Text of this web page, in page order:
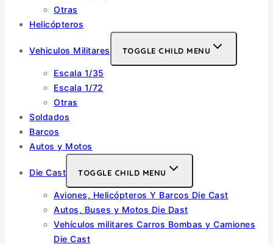
Otras
Helicópteros
Vehiculos Militares TOGGLE CHILD MENU
Escala 1/35
Escala 1/72
Otras
Soldados
Barcos
Autos y Motos
Die Cast TOGGLE CHILD MENU
Aviones, Helicópteros Y Barcos Die Cast
Autos, Buses y Motos Die Dast
Vehículos militares Carros Bombas y Camiones
Die Cast